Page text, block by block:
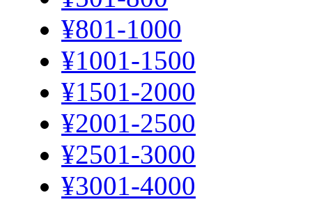
¥801-1000
¥1001-1500
¥1501-2000
¥2001-2500
¥2501-3000
¥3001-4000